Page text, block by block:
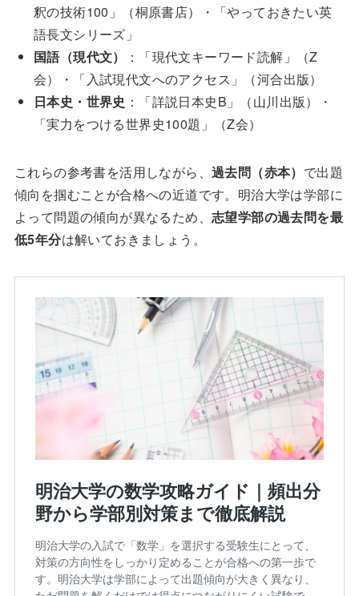
釈の技術100」（桐原書店）・「やっておきたい英
語長文シリーズ」
国語（現代文）
：「現代文キーワード読解」（Z
会）・「入試現代文へのアクセス」（河合出版）
日本史・世界史 ：「詳説日本史B」（山川出版）・
「実力をつける世界史100題」（Z会）
これらの参考書を活用しながら、 過去問（赤本） で出題
傾向を掴むことが合格への近道です。明治大学は学部に
よって問題の傾向が異なるため、 志望学部の過去問を最
低5年分は解いておきましょう。